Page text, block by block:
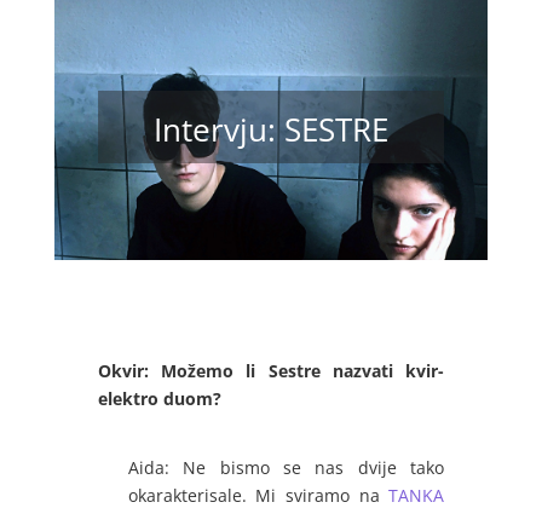
Intervju: SESTRE
Okvir: Možemo li Sestre nazvati kvir-
elektro duom?
Aida: Ne bismo se nas dvije tako
okarakterisale. Mi sviramo naTANKA